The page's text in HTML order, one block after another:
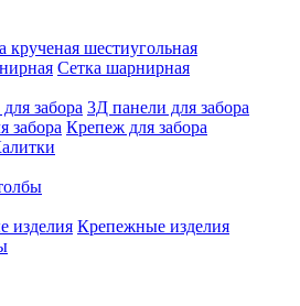
крученая шестиугольная
Сетка шарнирная
3Д панели для забора
Крепеж для забора
Крепежные изделия